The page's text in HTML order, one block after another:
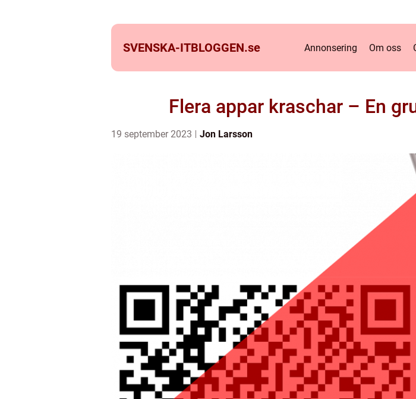
SVENSKA-ITBLOGGEN.se Annonsering Om oss
Flera appar kraschar – En
19 september 2023 Jon Larsson